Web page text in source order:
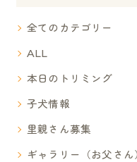
全てのカテゴリー
ALL
本日のトリミング
子犬情報
里親さん募集
ギャラリー（お父さん